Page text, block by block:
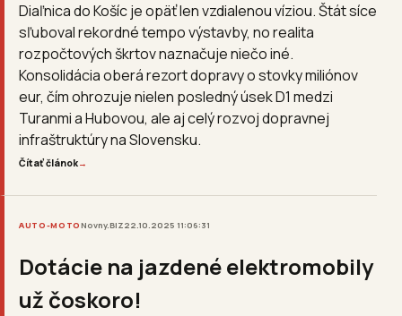
Diaľnica do Košíc je opäť len vzdialenou víziou. Štát síce
sľuboval rekordné tempo výstavby, no realita
rozpočtových škrtov naznačuje niečo iné.
Konsolidácia oberá rezort dopravy o stovky miliónov
eur, čím ohrozuje nielen posledný úsek D1 medzi
Turanmi a Hubovou, ale aj celý rozvoj dopravnej
infraštruktúry na Slovensku.
Čítať článok→
AUTO-MOTONovny.BIZ22.10.2025 11:06:31
Dotácie na jazdené elektromobily
už čoskoro!